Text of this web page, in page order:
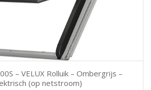
– VELUX Rolluik – Ombergrijs –
(op netstroom)